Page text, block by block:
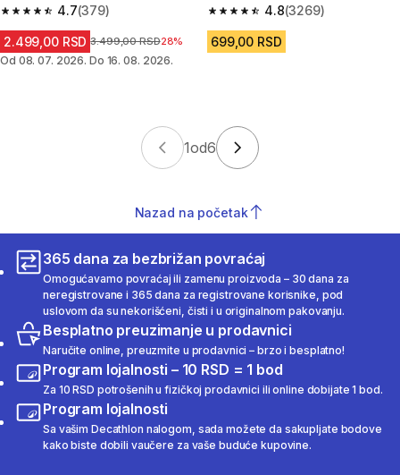
4.7
4.7 od 5 zvezdica from 379 Recenzije
(379)
2.499,00 RSD Cena pre sniženja
3.499,00 RSD28%
Od 08. 07. 2026. Do 16. 08. 2026.
4.8
4.8 od 5 zvezdica from 3269
(3269)
699,00 RSD
1od6
Nazad na početak
365 dana za bezbrižan povraćaj
Omogućavamo povraćaj ili zamenu proizvoda – 30 dana za
neregistrovane i 365 dana za registrovane korisnike, pod
uslovom da su nekorišćeni, čisti i u originalnom pakovanju.
Besplatno preuzimanje u prodavnici
Naručite online, preuzmite u prodavnici – brzo i besplatno!
Program lojalnosti – 10 RSD = 1 bod
Za 10 RSD potrošenih u fizičkoj prodavnici ili online dobijate 1 bod.
Program lojalnosti
Sa vašim Decathlon nalogom, sada možete da sakupljate bodove
kako biste dobili vaučere za vaše buduće kupovine.